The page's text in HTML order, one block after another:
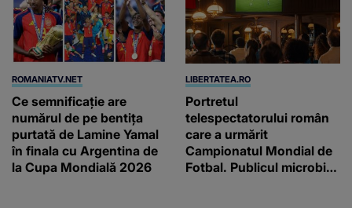
ROMANIATV.NET
Ce semnificație are
numărul de pe bentița
purtată de Lamine Yamal
în finala cu Argentina de
la Cupa Mondială 2026
LIBERTATEA.RO
Portretul
telespectatorului român
care a urmărit
Campionatul Mondial de
Fotbal. Publicul microbist